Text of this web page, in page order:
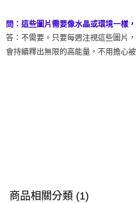
問：這些圖片需要像水晶或環境一樣
答：不需要。只要每週注視這些圖片
會持續釋出無限的高能量，不用擔心
商品相關分類 (1)